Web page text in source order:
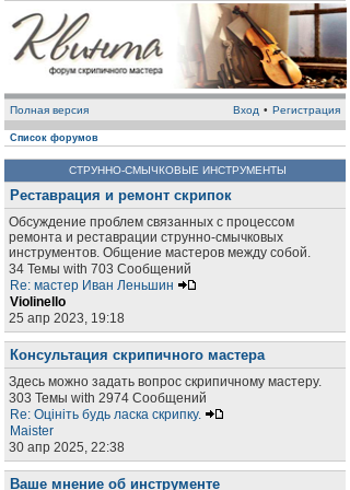
Полная версия Вход • Регистрация
Список форумов
СТРУННО-СМЫЧКОВЫЕ ИНСТРУМЕНТЫ
Реставрация и ремонт скрипок
Обсуждение проблем связанных с процессом
ремонта и реставрации струнно-смычковых
инструментов. Общение мастеров между собой.
34 Темы with 703 Сообщений
Re: мастер Иван Леньшин
Violinello
25 апр 2023, 19:18
Консультация скрипичного мастера
Здесь можно задать вопрос скрипичному мастеру.
303 Темы with 2974 Сообщений
Re: Оцініть будь ласка скрипку.
Maister
30 апр 2025, 22:38
Ваше мнение об инструменте